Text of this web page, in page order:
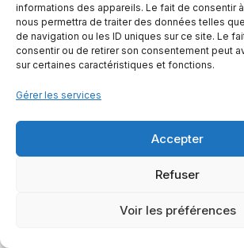
informations des appareils. Le fait de consentir
nous permettra de traiter des données telles
de navigation ou les ID uniques sur ce site. Le
consentir ou de retirer son consentement peut
sur certaines caractéristiques et fonctions.
Gérer les services
Accepter
Refuser
Voir les préférences
Contactez-nous
2023 - © Les Petites